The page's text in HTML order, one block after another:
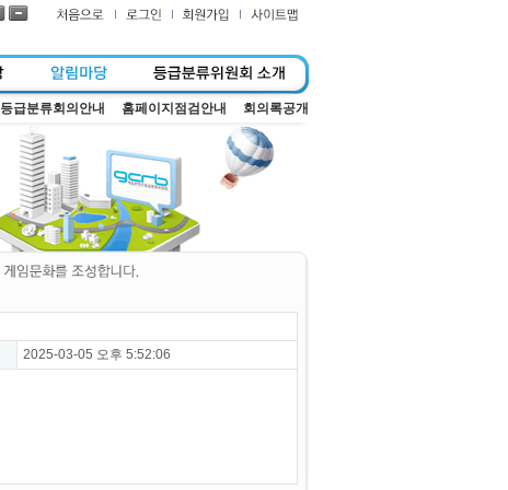
등급분류회의안내 홈페이지점검안내 회의록공개
2025-03-05 오후 5:52:06